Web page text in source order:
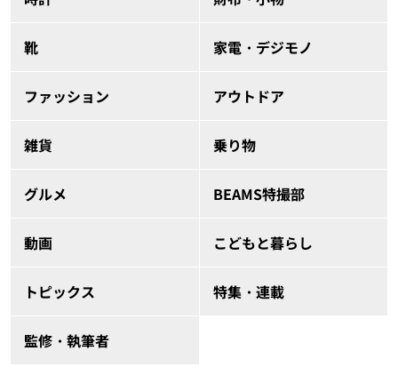
靴 家電・デジモノ
ファッション アウトドア
雑貨 乗り物
グルメ BEAMS特撮部
動画 こどもと暮らし
トピックス 特集・連載
監修・執筆者